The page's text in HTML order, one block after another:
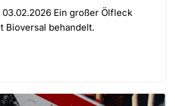
03.02.2026 Ein großer Ölfleck
Bioversal behandelt.